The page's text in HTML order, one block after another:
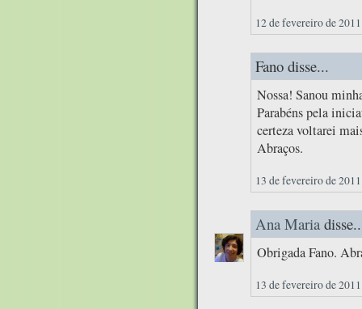
12 de fevereiro de
Fano disse...
Nossa! Sanou
Parabéns pela
certeza voltarei
Abraços.
13 de fevereiro de
Ana Maria
Obrigada Fano.
13 de fevereiro de